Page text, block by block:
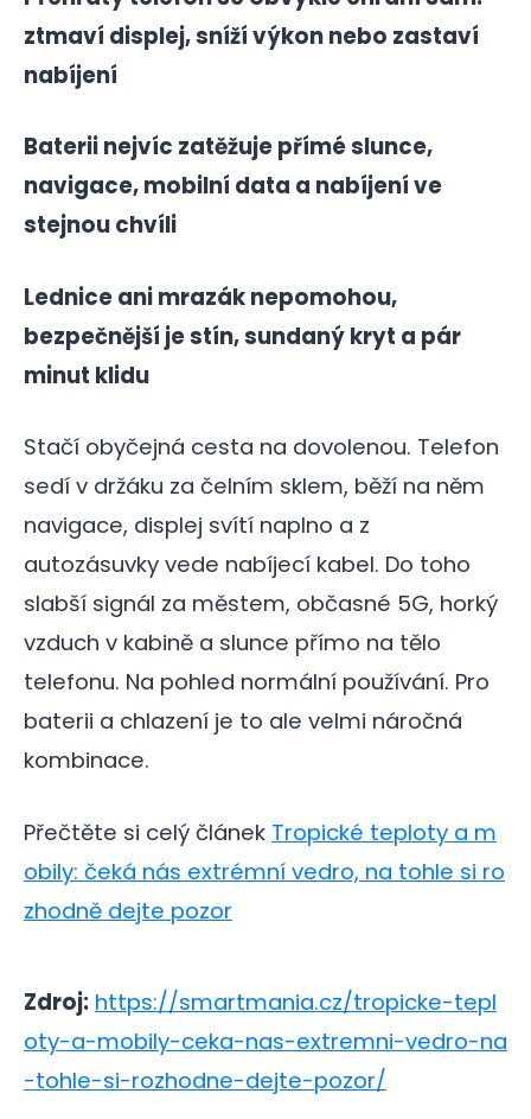
ztmaví displej, sníží výkon nebo zastaví
nabíjení
Baterii nejvíc zatěžuje přímé slunce,
navigace, mobilní data a nabíjení ve
stejnou chvíli
Lednice ani mrazák nepomohou,
bezpečnější je stín, sundaný kryt a pár
minut klidu
Stačí obyčejná cesta na dovolenou. Telefon
sedí v držáku za čelním sklem, běží na něm
navigace, displej svítí naplno a z
autozásuvky vede nabíjecí kabel. Do toho
slabší signál za městem, občasné 5G, horký
vzduch v kabině a slunce přímo na tělo
telefonu. Na pohled normální používání. Pro
baterii a chlazení je to ale velmi náročná
kombinace.
Přečtěte si celý článek Tropické teploty a m
obily: čeká nás extrémní vedro, na tohle si ro
zhodně dejte pozor
Zdroj: https://smartmania.cz/tropicke-tepl
oty-a-mobily-ceka-nas-extremni-vedro-na
-tohle-si-rozhodne-dejte-pozor/